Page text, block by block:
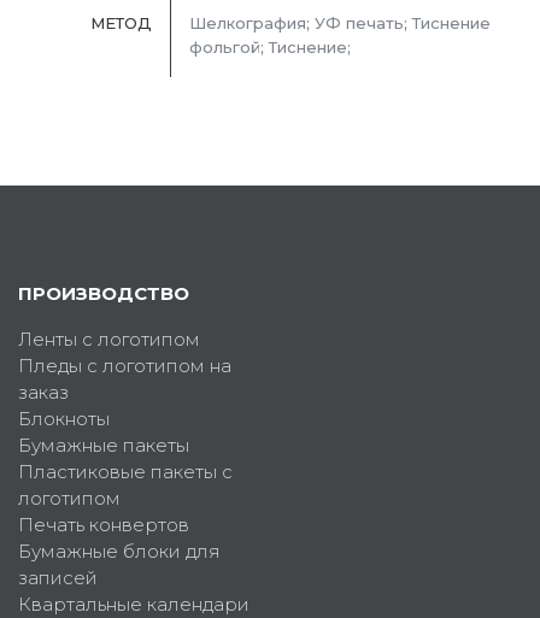
МЕТОД
Шелкография; УФ печать; Тиснение
фольгой; Тиснение;
ПРОИЗВОДСТВО
Ленты с логотипом
Пледы с логотипом на
заказ
Блокноты
Бумажные пакеты
Пластиковые пакеты с
логотипом
Печать конвертов
Бумажные блоки для
записей
Квартальные календари